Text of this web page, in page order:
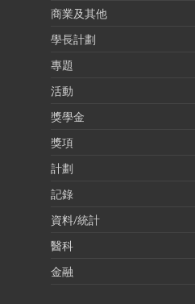
商業及其他
學長計劃
專題
活動
獎學金
獎項
計劃
記錄
資料/統計
醫科
金融